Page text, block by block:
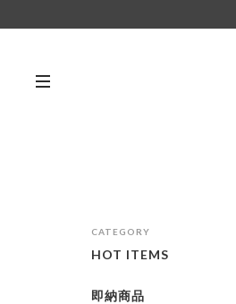
CATEGORY
HOT ITEMS
即納商品